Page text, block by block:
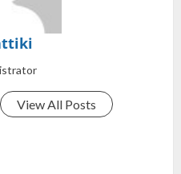
View All Posts